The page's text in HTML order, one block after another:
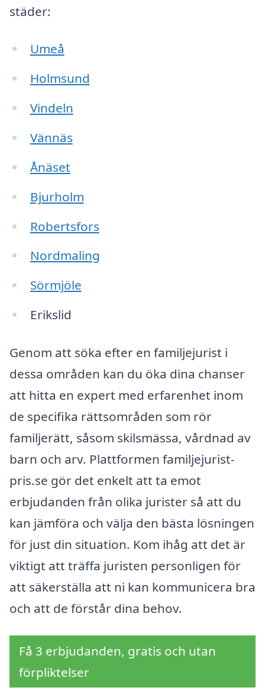
städer:
Umeå
Holmsund
Vindeln
Vännäs
Ånäset
Bjurholm
Robertsfors
Nordmaling
Sörmjöle
Erikslid
Genom att söka efter en familjejurist i
dessa områden kan du öka dina chanser
att hitta en expert med erfarenhet inom
de specifika rättsområden som rör
familjerätt, såsom skilsmässa, vårdnad av
barn och arv. Plattformen familjejurist-
pris.se gör det enkelt att ta emot
erbjudanden från olika jurister så att du
kan jämföra och välja den bästa lösningen
för just din situation. Kom ihåg att det är
viktigt att träffa juristen personligen för
att säkerställa att ni kan kommunicera bra
och att de förstår dina behov.
Få 3 erbjudanden, gratis och utan
förpliktelser